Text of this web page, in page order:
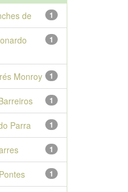
1
de
1
1
Monroy
1
1
Parra
1
1